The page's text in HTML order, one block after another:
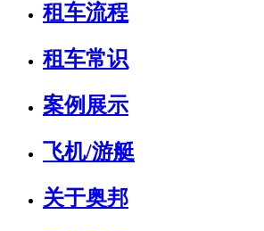
租车流程
租车常识
案例展示
飞机/游艇
关于奥邦